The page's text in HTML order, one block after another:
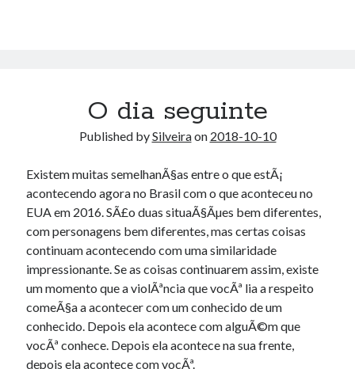
O dia seguinte
Published bySilveiraon 2018-10-10
Existem muitas semelhanÃ§as entre o que estÃ¡
acontecendo agora no Brasil com o que aconteceu no
EUA em 2016. SÃ£o duas situaÃ§Ãµes bem diferentes,
com personagens bem diferentes, mas certas coisas
continuam acontecendo com uma similaridade
impressionante. Se as coisas continuarem assim, existe
um momento que a violÃªncia que vocÃª lia a respeito
comeÃ§a a acontecer com um conhecido de um
conhecido. Depois ela acontece com alguÃ©m que
vocÃª conhece. Depois ela acontece na sua frente,
depois ela acontece com vocÃª.